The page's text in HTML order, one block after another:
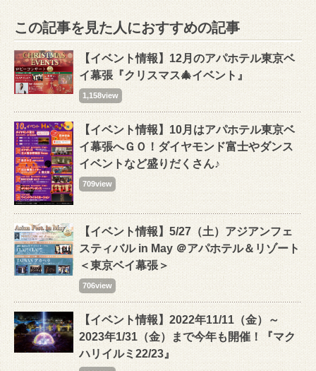
この記事を見た人におすすめの記事
【イベント情報】12月のアパホテル東京ベ
イ幕張『クリスマス🎄イベント』
1,158view
【イベント情報】10月はアパホテル東京ベ
イ幕張へＧＯ！ダイヤモンド富士やダンス
イベントなど盛りだくさん♪
709view
【イベント情報】5/27（土）アジアンフェ
スティバル in May ＠アパホテル＆リゾート
＜東京ベイ幕張＞
706view
【イベント情報】2022年11/11（金）～
2023年1/31（金）まで今年も開催！『マク
ハリイルミ22/23』